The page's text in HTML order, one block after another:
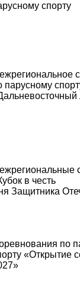
спорту
парусному
в честь
Защитника
по
«Открытие